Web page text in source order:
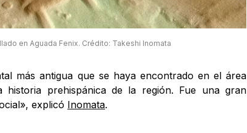
en Aguada Fenix. Crédito: Takeshi Inomata
más antigua que se haya encontrado en el área
prehispánica de la región. Fue una gran
explicó Inomata.